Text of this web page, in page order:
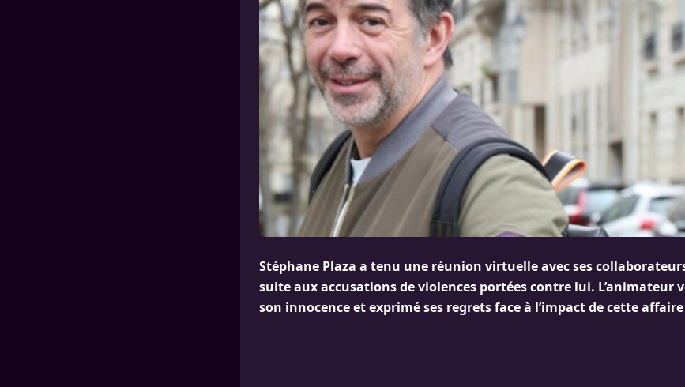
Stéphane Plaza a tenu une réunion virtuelle avec ses
suite aux accusations de violences portées contre lui. L’animateur
son innocence et exprimé ses regrets face à l’impact de cette